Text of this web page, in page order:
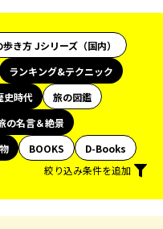
き方 Jシリーズ（国内）
ランキング&テクニック
史時代
旅の図鑑
の名言＆絶景
BOOKS
D-Books
絞り込み条件を追加